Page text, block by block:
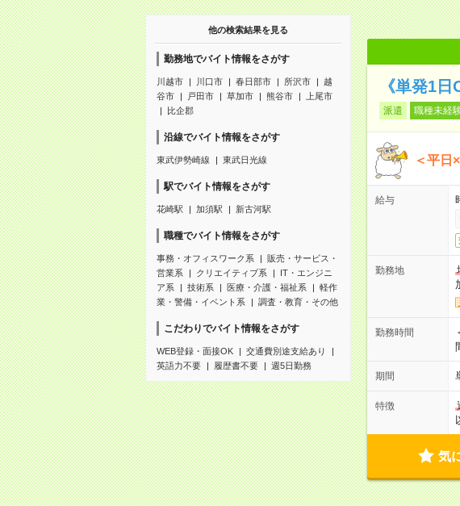
他の検索結果を見る
勤務地でバイト情報をさがす
川越市 川口市 春日部市 所沢市
越
谷市
戸田市 草加市 熊谷市
上尾市
比企郡
沿線でバイト情報をさがす
東武伊勢崎線 東武日光線
駅でバイト情報をさがす
花崎駅 加須駅 新古河駅
職種でバイト情報をさがす
事務・オフィスワーク系
販売・サービス・
営業系
クリエイティブ系
IT・エンジニ
ア系
技術系 医療・介護・福祉系
軽作
業・警備・イベント系
調査・教育・その他
こだわりでバイト情報をさがす
WEB登録・面接OK
交通費別途支給あり
英語力不要
履歴書不要 週5日勤務
《単発1
派遣 職種未経
＜平日
給与
勤務地
勤務時間
期間
特徴
気